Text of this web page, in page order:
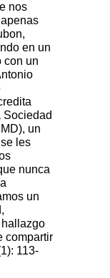
nos
en un
con un
Sociedad
un
les
nunca
un
compartir
113-